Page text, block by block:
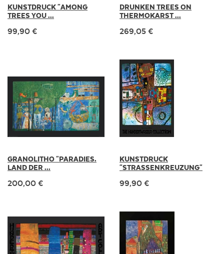
KUNSTDRUCK "AMONG
TREES YOU ...
99,90 €
DRUNKEN TREES ON
THERMOKARST ...
269,05 €
GRANOLITHO "PARADIES.
LAND DER ...
200,00 €
KUNSTDRUCK
"STRASSENKREUZUNG"
99,90 €